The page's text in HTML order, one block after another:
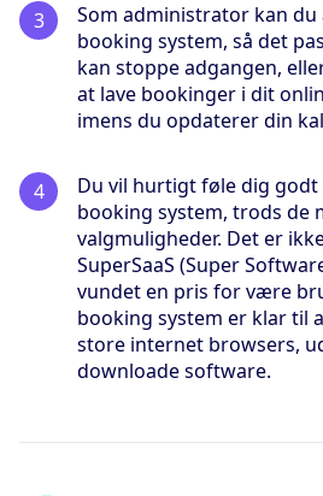
Som administrator kan
booking system, så det
kan stoppe adgangen,
at lave bookinger i dit
imens du opdaterer din
Du vil hurtigt føle dig
booking system, trods de
valgmuligheder. Det er
SuperSaaS (Super
vundet en pris for være
booking system er klar til
store internet browsers,
downloade software.